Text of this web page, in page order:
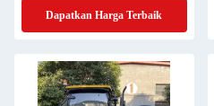
Dapatkan Harga Terbaik